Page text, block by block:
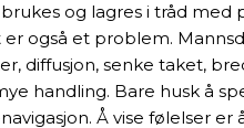
og lagres i tråd
også et problem.
diffusjon, senke taket,
handling. Bare husk å
Å vise følelser